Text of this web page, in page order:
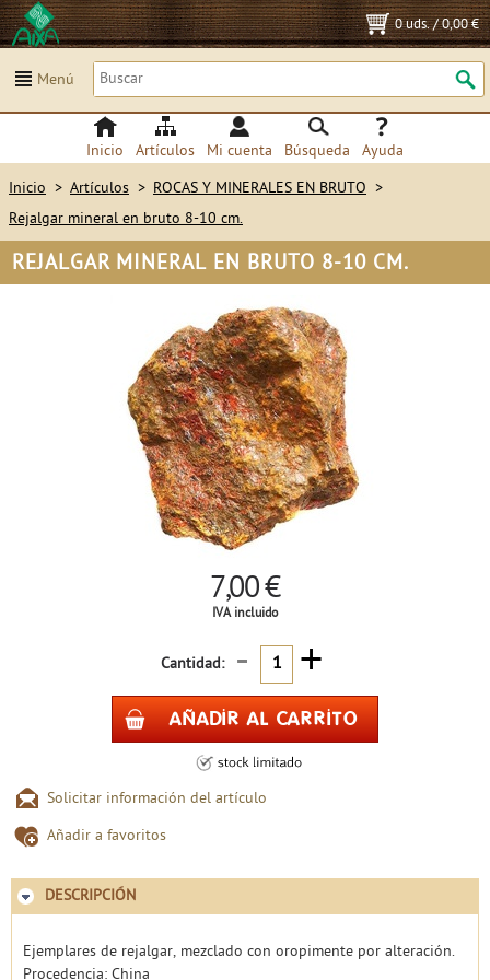
0 uds./0,00 €
Menú
Inicio Artículos Mi cuenta Búsqueda Ayuda
Inicio > Artículos > ROCAS Y MINERALES EN BRUTO >
Rejalgar mineral en bruto 8-10 cm.
REJALGAR MINERAL EN BRUTO 8-10 CM.
7,00 €
IVA incluido
Cantidad: - +
Solicitar información del artículo
Añadir a favoritos
DESCRIPCIÓN
Ejemplares de rejalgar, mezclado con oropimente por alteración.
Procedencia: China